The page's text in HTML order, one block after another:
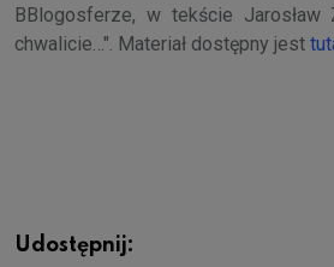
BBlogosferze, w tekście
chwalicie…". Materiał dostępny jest
Udostępnij: